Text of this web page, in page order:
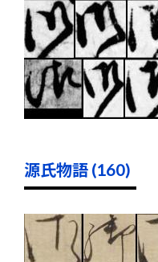
源氏物語 (160)